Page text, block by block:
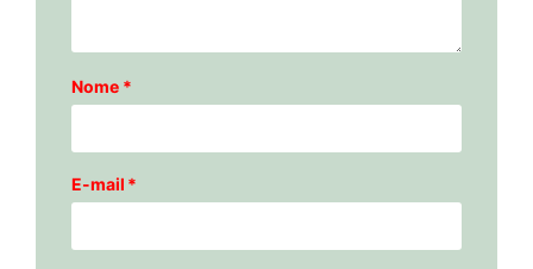
Nome *
E-mail *